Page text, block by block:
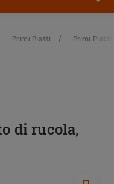
Primi Piatti Primi Piatti
di rucola,